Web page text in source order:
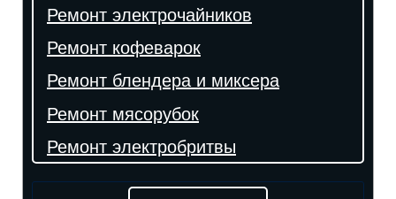
Ремонт электрочайников
Ремонт кофеварок
Ремонт блендера и миксера
Ремонт мясорубок
Ремонт электробритвы